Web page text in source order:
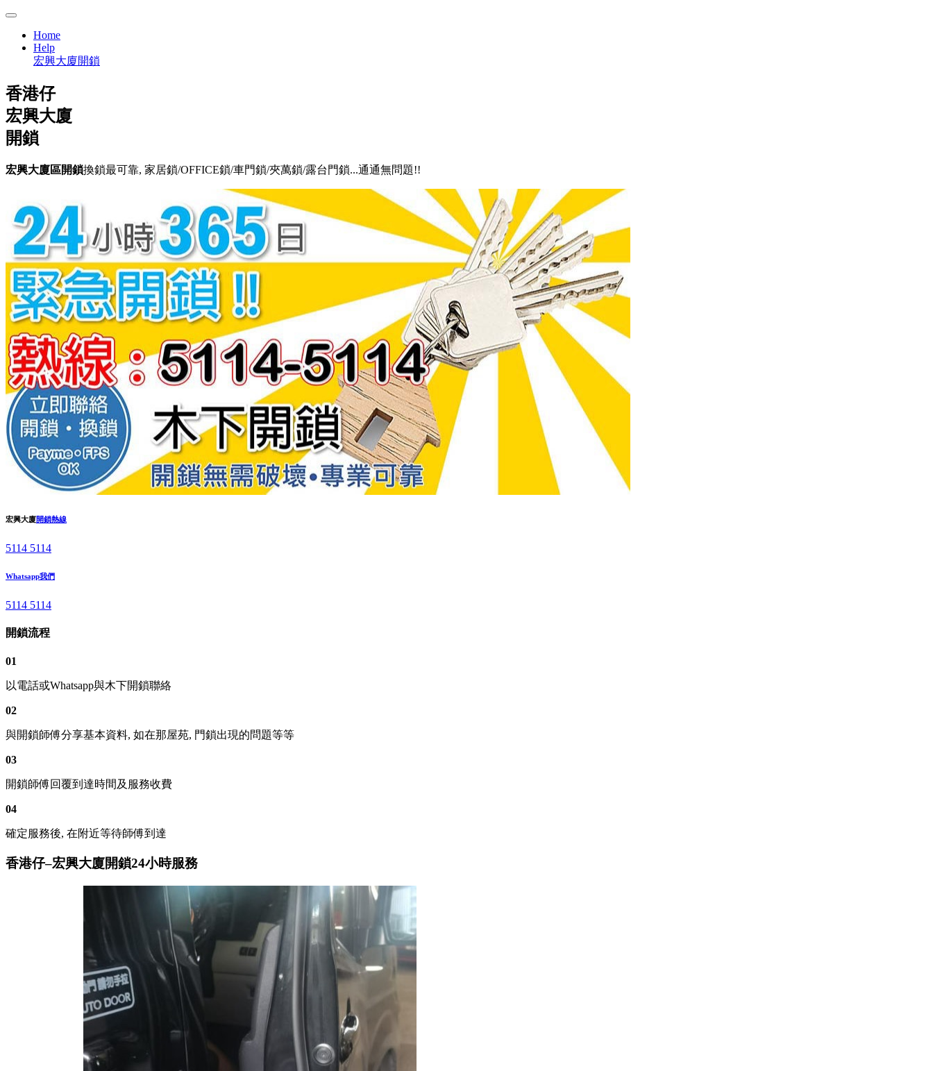
Home
Help
宏興大廈開鎖
香港仔
宏興大廈
開鎖
宏興大廈區開鎖換鎖最可靠, 家居鎖/OFFICE鎖/車門鎖/夾萬鎖/露台門鎖...通通無問題!!
宏興大廈開鎖熱線
5114 5114
Whatsapp我們
5114 5114
開鎖流程
01
以電話或Whatsapp與木下開鎖聯絡
02
與開鎖師傅分享基本資料, 如在那屋苑, 門鎖出現的問題等等
03
開鎖師傅回覆到達時間及服務收費
04
確定服務後, 在附近等待師傅到達
香港仔–宏興大廈開鎖24小時服務